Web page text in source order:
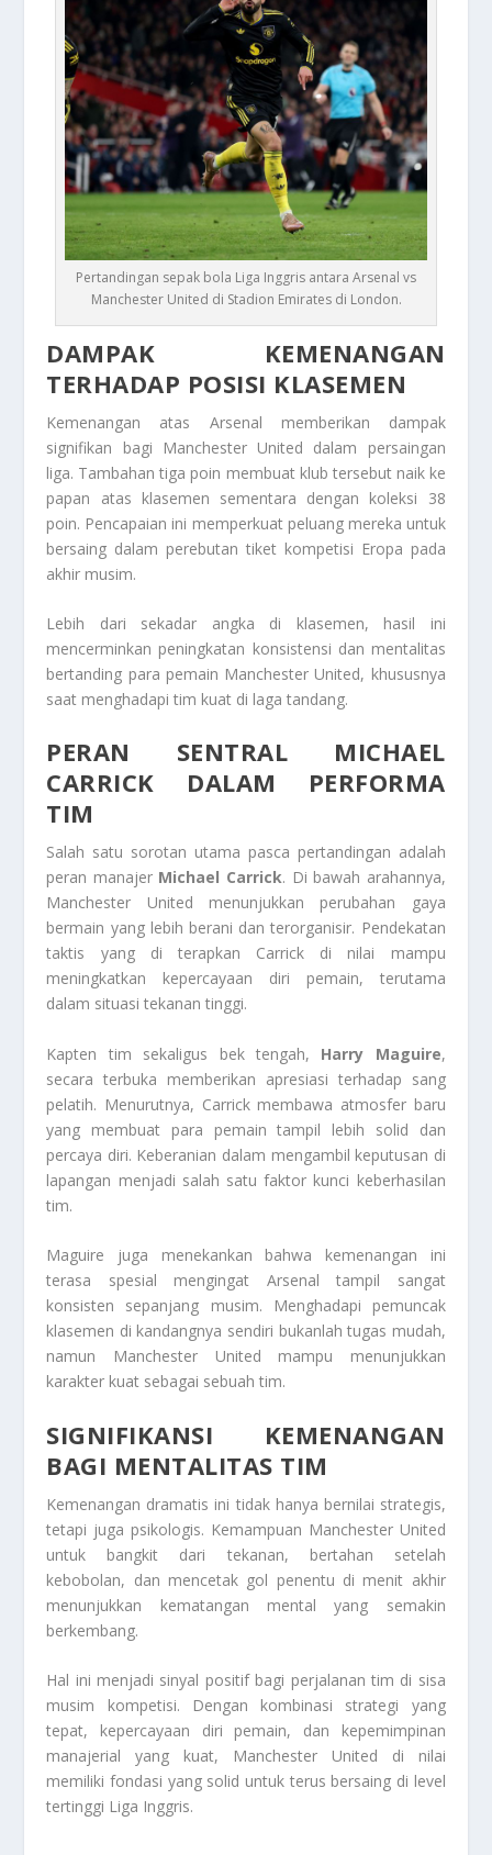
Pertandingan sepak bola Liga Inggris antara Arsenal vs
Manchester United di Stadion Emirates di London.
DAMPAK KEMENANGAN
TERHADAP POSISI KLASEMEN
Kemenangan atas Arsenal memberikan dampak
signifikan bagi Manchester United dalam persaingan
liga. Tambahan tiga poin membuat klub tersebut naik ke
papan atas klasemen sementara dengan koleksi 38
poin. Pencapaian ini memperkuat peluang mereka untuk
bersaing dalam perebutan tiket kompetisi Eropa pada
akhir musim.
Lebih dari sekadar angka di klasemen, hasil ini
mencerminkan peningkatan konsistensi dan mentalitas
bertanding para pemain Manchester United, khususnya
saat menghadapi tim kuat di laga tandang.
PERAN SENTRAL MICHAEL
CARRICK DALAM PERFORMA
TIM
Salah satu sorotan utama pasca pertandingan adalah
peran manajer Michael Carrick. Di bawah arahannya,
Manchester United menunjukkan perubahan gaya
bermain yang lebih berani dan terorganisir. Pendekatan
taktis yang di terapkan Carrick di nilai mampu
meningkatkan kepercayaan diri pemain, terutama
dalam situasi tekanan tinggi.
Kapten tim sekaligus bek tengah, Harry Maguire,
secara terbuka memberikan apresiasi terhadap sang
pelatih. Menurutnya, Carrick membawa atmosfer baru
yang membuat para pemain tampil lebih solid dan
percaya diri. Keberanian dalam mengambil keputusan di
lapangan menjadi salah satu faktor kunci keberhasilan
tim.
Maguire juga menekankan bahwa kemenangan ini
terasa spesial mengingat Arsenal tampil sangat
konsisten sepanjang musim. Menghadapi pemuncak
klasemen di kandangnya sendiri bukanlah tugas mudah,
namun Manchester United mampu menunjukkan
karakter kuat sebagai sebuah tim.
SIGNIFIKANSI KEMENANGAN
BAGI MENTALITAS TIM
Kemenangan dramatis ini tidak hanya bernilai strategis,
tetapi juga psikologis. Kemampuan Manchester United
untuk bangkit dari tekanan, bertahan setelah
kebobolan, dan mencetak gol penentu di menit akhir
menunjukkan kematangan mental yang semakin
berkembang.
Hal ini menjadi sinyal positif bagi perjalanan tim di sisa
musim kompetisi. Dengan kombinasi strategi yang
tepat, kepercayaan diri pemain, dan kepemimpinan
manajerial yang kuat, Manchester United di nilai
memiliki fondasi yang solid untuk terus bersaing di level
tertinggi Liga Inggris.